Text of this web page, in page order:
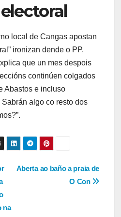
local de Cangas apostan
ironizan dende o PP,
que un mes despois
continúen colgados
Abastos e incluso
algo co resto dos
Aberta ao baño a praia de
O Con
na